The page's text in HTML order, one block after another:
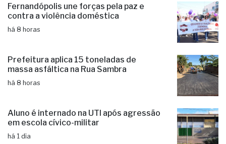
Fernandópolis une forças pela paz e
contra a violência doméstica
há 8 horas
Prefeitura aplica 15 toneladas de
massa asfáltica na Rua Sambra
há 8 horas
Aluno é internado na UTI após agressão
em escola cívico-militar
há 1 dia